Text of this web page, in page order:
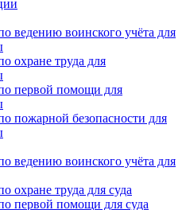
ведению воинского учёта для
охране труда для
первой помощи для
пожарной безопасности для
ведению воинского учёта для
охране труда для суда
первой помощи для суда